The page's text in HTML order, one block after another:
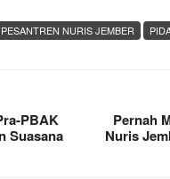
PESANTREN NURIS JEMBER
PBAK
Suasana
Pernah
Nuris